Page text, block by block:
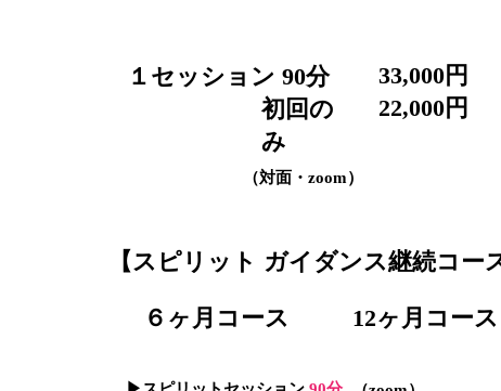
​ １セッション 90分
33,000円
初回の
み
​22,000円
（対面・zoom）
【スピリット ガイダンス継続コー
６ヶ月コース 12ヶ月コース